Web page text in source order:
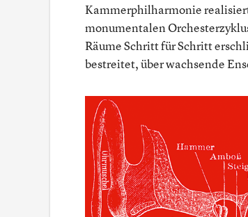
Kammerphilharmonie
monumentalen
Räume Schritt für Schritt
bestreitet, über wachsende